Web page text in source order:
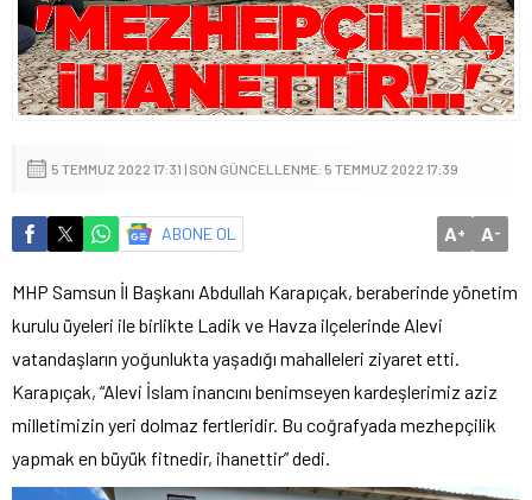
5 TEMMUZ 2022 17:31 | SON GÜNCELLENME: 5 TEMMUZ 2022 17:39
ABONE OL A+ A-
MHP Samsun İl Başkanı Abdullah Karapıçak, beraberinde yönetim
kurulu üyeleri ile birlikte Ladik ve Havza ilçelerinde Alevi
vatandaşların yoğunlukta yaşadığı mahalleleri ziyaret etti.
Karapıçak, “Alevi İslam inancını benimseyen kardeşlerimiz aziz
milletimizin yeri dolmaz fertleridir. Bu coğrafyada mezhepçilik
yapmak en büyük fitnedir, ihanettir” dedi.